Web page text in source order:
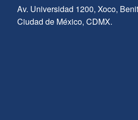
Av. Universidad 1200, Xoco,
Ciudad de México, CDMX.